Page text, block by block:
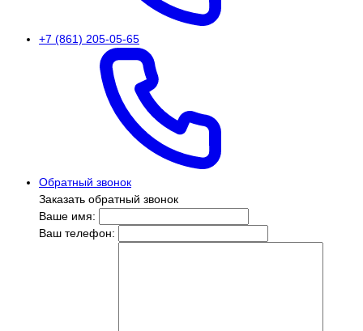
+7 (861) 205-05-65
Обратный звонок
Заказать обратный звонок
Ваше имя:
Ваш телефон: